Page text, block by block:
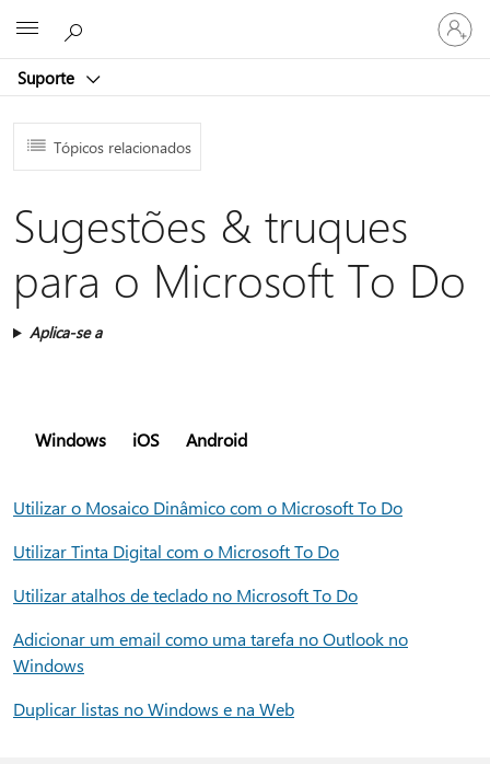
Suporte
Entre
em
sua
Tópicos relacionados
Sugestões & truques
para o Microsoft To Do
Aplica-se a
Windows iOS Android
Utilizar o Mosaico Dinâmico com o Microsoft To Do
Utilizar Tinta Digital com o Microsoft To Do
Utilizar atalhos de teclado no Microsoft To Do
Adicionar um email como uma tarefa no Outlook no
Windows
Duplicar listas no Windows e na Web